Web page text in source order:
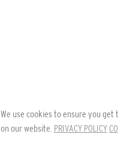
We use cookies to ensure you get
on our website. PRIVACY POLICY